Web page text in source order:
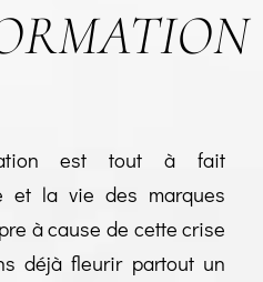
est tout à fait
et la vie des marques
à cause de cette crise
déjà fleurir partout un